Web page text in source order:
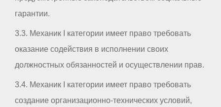
гарантии.
3.3. Механик I категории имеет право требовать
оказание содействия в исполнении своих
должностных обязанностей и осуществлении прав.
3.4. Механик I категории имеет право требовать
создание организационно-технических условий,